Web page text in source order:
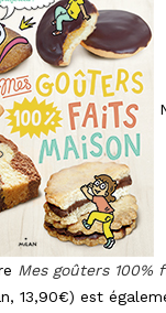
Mes goûters 100%
13,90€) est